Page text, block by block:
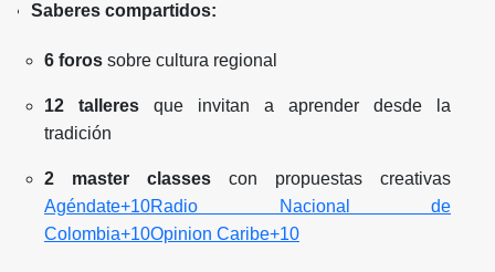
Saberes compartidos:
6 foros sobre cultura regional
12 talleres que invitan a aprender desde la
tradición
2 master classes con propuestas creativas
Agéndate+10Radio Nacional de
Colombia+10Opinion Caribe+10